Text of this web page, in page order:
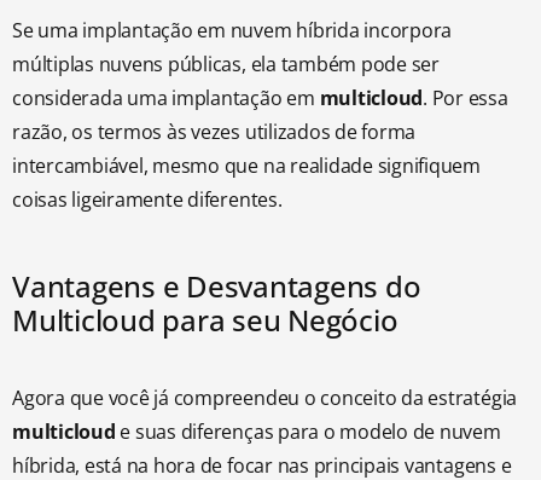
Se uma implantação em nuvem híbrida incorpora
múltiplas nuvens públicas, ela também pode ser
considerada uma implantação em multicloud. Por essa
razão, os termos às vezes utilizados de forma
intercambiável, mesmo que na realidade signifiquem
coisas ligeiramente diferentes.
Vantagens e Desvantagens do
Multicloud para seu Negócio
Agora que você já compreendeu o conceito da estratégia
multicloud e suas diferenças para o modelo de nuvem
híbrida, está na hora de focar nas principais vantagens e